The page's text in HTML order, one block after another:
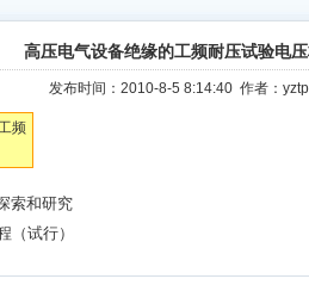
高压电气设备绝缘的工频耐压试验电
发布时间：2010-8-5 8:14:40 作者：
频
索和研究
（试行）